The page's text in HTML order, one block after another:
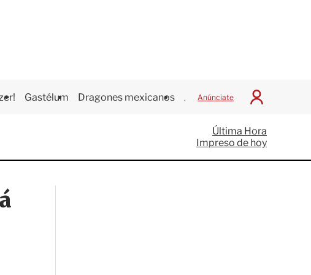
Gastélum Dragones mexicanos Juegos Centroamericanos
Anúnciate
I
c
i
a
Última Hora
Impreso de hoy